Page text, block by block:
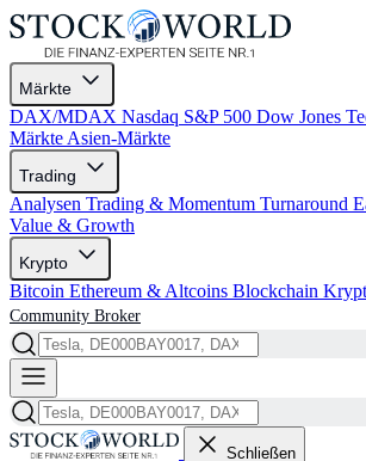
Märkte
DAX/MDAX Nasdaq S&P 500 Dow Jones
Märkte Asien-Märkte
Trading
Analysen Trading & Momentum Turnaround
Value & Growth
Krypto
Bitcoin Ethereum & Altcoins Blockchain
Community Broker
Schließen